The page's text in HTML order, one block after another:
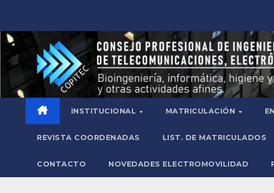
INSTITUCIONAL MATRICULACIÓN
REVISTA COORDENADAS LIST. DE MATRICULADOS
CONTACTO NOVEDADES ELECTROMOVILIDAD